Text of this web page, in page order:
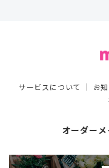
サービスについて ｜ お
オーダー